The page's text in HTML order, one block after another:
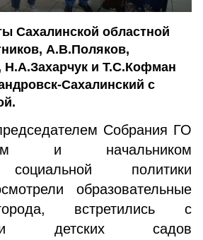
Сахалинской областной
А.В.Поляков,
Н.А.Захарчук и Т.С.Кофман
Сахалинский с
Собрания ГО
и начальником
политики
образовательные
встретились с
детских садов